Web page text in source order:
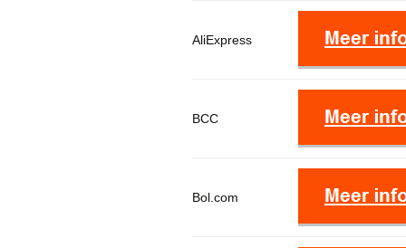
AliExpress
BCC
Bol.com